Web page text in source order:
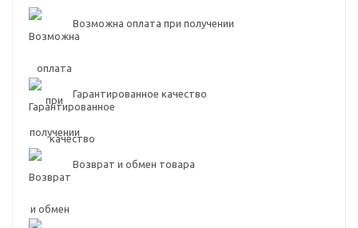
Возможна оплата при получении
Гарантированное качество
Возврат и обмен товара